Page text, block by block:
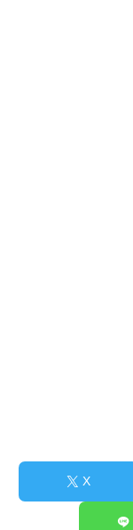
X